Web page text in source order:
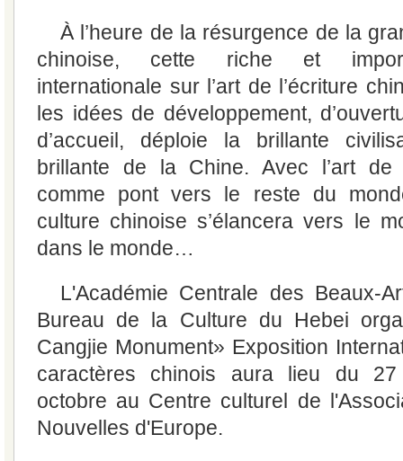
À l’heure de la résurgence de la
chinoise, cette riche et
internationale sur l’art de l’écriture
les idées de développement,
d’accueil, déploie la brillante
brillante de la Chine. Avec l’art de
comme pont vers le reste du
culture chinoise s’élancera vers le
dans le monde…
L'Académie Centrale des Beaux-
Bureau de la Culture du Hebei
Cangjie Monument» Exposition
caractères chinois aura lieu du
octobre au Centre culturel de
Nouvelles d'Europe.